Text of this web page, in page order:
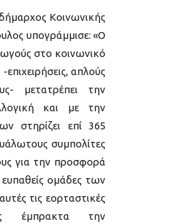
Κοινωνικής
υπογράμμισε: «Ο
στο κοινωνικό
απλούς
μετατρέπει την
και με την
στηρίζει επί 365
συμπολίτες
για την προσφορά
ομάδες των
τις εορταστικές
έμπρακτα την